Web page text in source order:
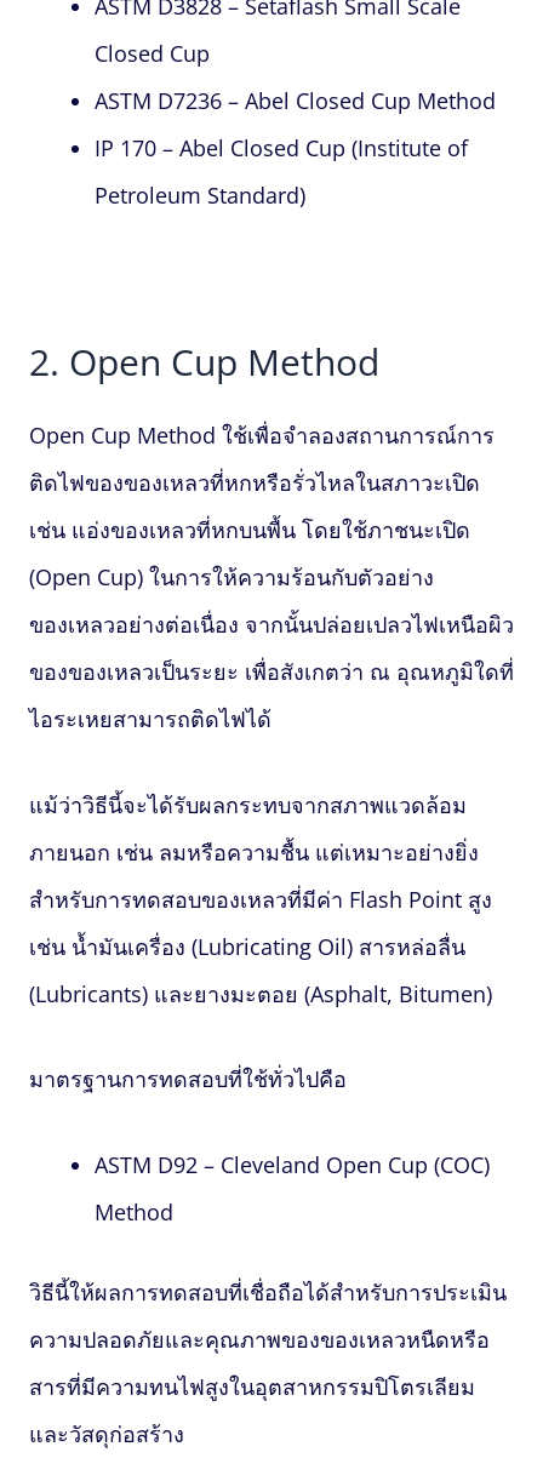
ASTM D3828 – Setaflash Small Scale
Closed Cup
ASTM D7236 – Abel Closed Cup Method
IP 170 – Abel Closed Cup (Institute of
Petroleum Standard)
2. Open Cup Method
Open Cup Method ใช้เพื่อจำลองสถานการณ์การ
ติดไฟของของเหลวที่หกหรือรั่วไหลในสภาวะเปิด
เช่น แอ่งของเหลวที่หกบนพื้น โดยใช้ภาชนะเปิด
(Open Cup) ในการให้ความร้อนกับตัวอย่าง
ของเหลวอย่างต่อเนื่อง จากนั้นปล่อยเปลวไฟเหนือผิว
ของของเหลวเป็นระยะ เพื่อสังเกตว่า ณ อุณหภูมิใดที่
ไอระเหยสามารถติดไฟได้
แม้ว่าวิธีนี้จะได้รับผลกระทบจากสภาพแวดล้อม
ภายนอก เช่น ลมหรือความชื้น แต่เหมาะอย่างยิ่ง
สำหรับการทดสอบของเหลวที่มีค่า Flash Point สูง
เช่น น้ำมันเครื่อง (Lubricating Oil) สารหล่อลื่น
(Lubricants) และยางมะตอย (Asphalt, Bitumen)
มาตรฐานการทดสอบที่ใช้ทั่วไปคือ
ASTM D92 – Cleveland Open Cup (COC)
Method
วิธีนี้ให้ผลการทดสอบที่เชื่อถือได้สำหรับการประเมิน
ความปลอดภัยและคุณภาพของของเหลวหนืดหรือ
สารที่มีความทนไฟสูงในอุตสาหกรรมปิโตรเลียม
และวัสดุก่อสร้าง